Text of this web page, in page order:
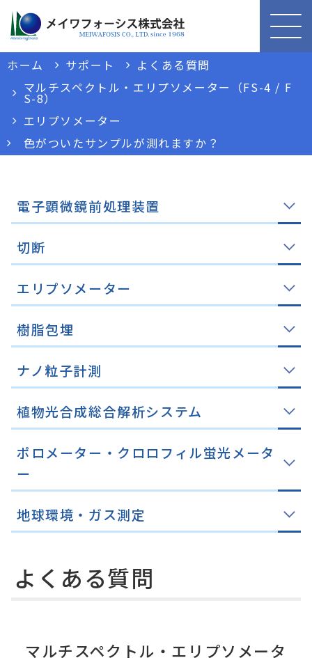
ホーム サポート
よくある質問
マルチスペクトル・エリプソメーター（FS-4 / F
S-8）
エリプソメーター
色がついたサンプルが測れますか？
電子顕微鏡前処理装置
切断
エリプソメーター
樹脂包埋
ナノ粒子計測
植物光合成総合解析システム
ポロメーター・クロロフィル蛍光メータ
ー
地球環境・ガス測定
よくある質問
マルチスペクトル・エリプソメータ